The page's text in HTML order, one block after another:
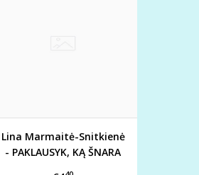
Lina Marmaitė-Snitkienė
- PAKLAUSYK, KĄ ŠNARA